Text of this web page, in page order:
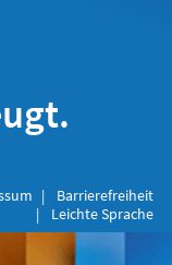
Barrierefreiheit
Leichte Sprache